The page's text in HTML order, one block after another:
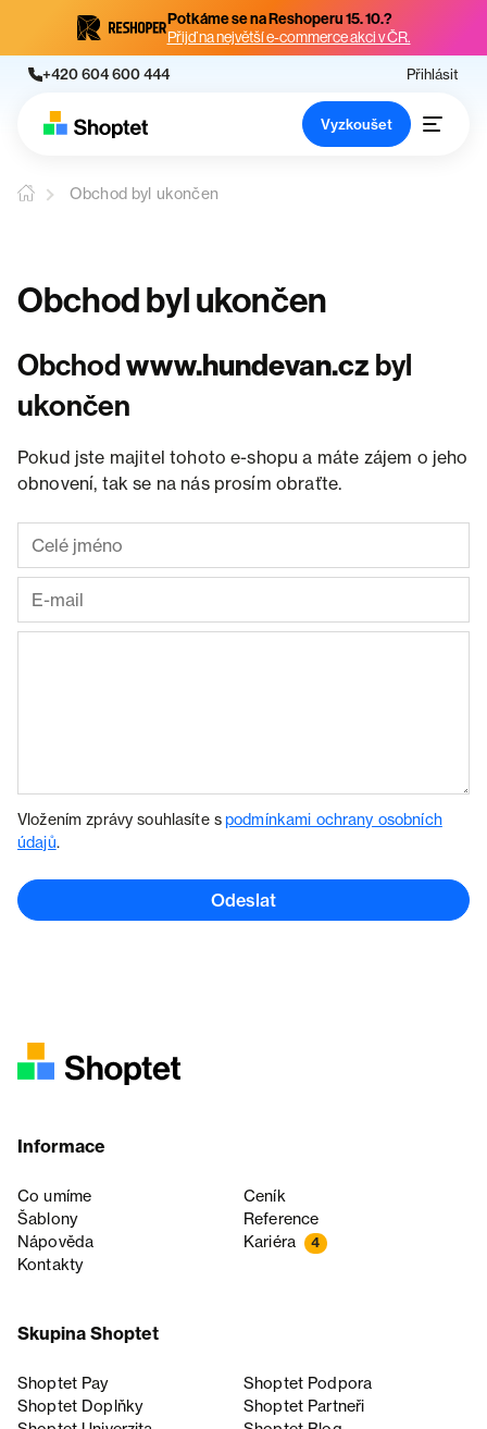
Potkáme se na Reshoperu 15. 10.?
Přijď na největší e-commerce akci v ČR.
+420 604 600 444 Přihlásit
Vyzkoušet
Obchod byl ukončen
Obchod byl ukončen
Obchodwww.hundevan.cz byl
ukončen
Pokud jste majitel tohoto e-shopu a máte zájem o jeho
obnovení, tak se na nás prosím obraťte.
Vložením zprávy souhlasíte spodmínkami ochrany osobních
údajů.
Odeslat
Informace
Co umíme
Ceník
Šablony
Reference
Nápověda
Kariéra 4
Kontakty
Skupina Shoptet
Shoptet Pay
Shoptet Podpora
Shoptet Doplňky
Shoptet Partneři